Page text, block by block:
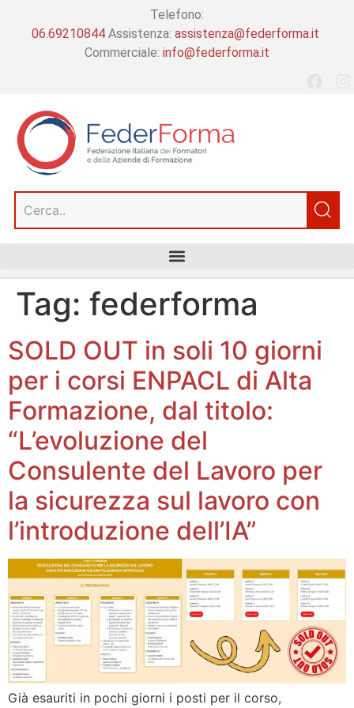
Telefono:
06.69210844 Assistenza: assistenza@federforma.it
Commerciale: info@federforma.it
Tag: federforma
SOLD OUT in soli 10 giorni
per i corsi ENPACL di Alta
Formazione, dal titolo:
“L’evoluzione del
Consulente del Lavoro per
la sicurezza sul lavoro con
l’introduzione dell’IA”
Già esauriti in pochi giorni i posti per il corso,